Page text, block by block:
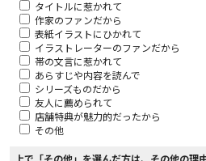
タイトルに惹かれて
作家のファンだから
表紙イラストにひかれて
イラストレーターのファンだから
帯の文言に惹かれて
あらすじや内容を読んで
シリーズものだから
友人に薦められて
店舗特典が魅力的だったから
その他